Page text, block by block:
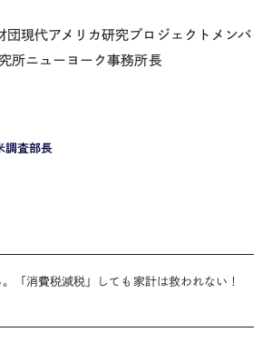
団現代アメリカ研究プロジェクトメンバ
所ニューヨーク事務所長
調査部長
「消費税減税」しても家計は救われない！